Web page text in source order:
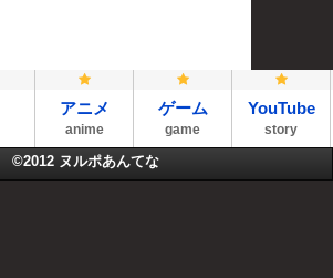
アニメ
anime
ゲーム
game
YouTube
story
©2012 ヌルポあんてな